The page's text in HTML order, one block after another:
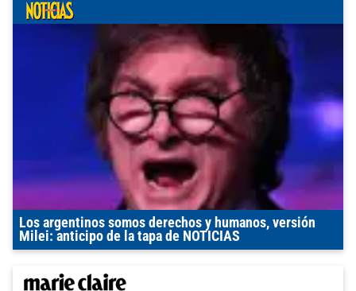
Los argentinos somos derechos y humanos, versión
Milei: anticipo de la tapa de NOTICIAS